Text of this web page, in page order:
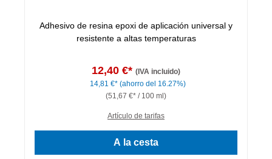
Adhesivo de resina epoxi de aplicación universal y
resistente a altas temperaturas
12,40 €* (IVA incluido)
14,81 €* (ahorro del 16.27%)
(51,67 €* / 100 ml)
Artículo de tarifas
A la cesta